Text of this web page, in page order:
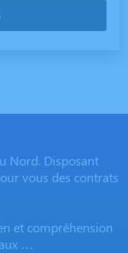
Nord. Disposant
vous des contrats
et compréhension
…